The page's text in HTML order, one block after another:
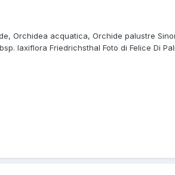
Orchidea acquatica, Orchide palustre
laxiflora Friedrichsthal Foto di Felice Di